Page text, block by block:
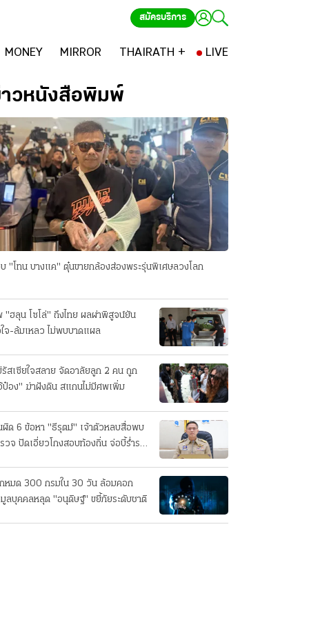
สมัครบริการ
MONEY MIRROR THAIRATH + LIVE
วหนังสือพิมพ์
"โทน บางแค" ตุ๋นขายกล้องส่องพระรุ่นพิเศษลวงโลก
"ฮลุน โซโล่" ถึงไทย ผลผ่าพิสูจน์ยัน
จ-ล้มเหลว ไม่พบบาดแผล
สเซียใจสลาย จัดอาลัยลูก 2 คน ถูก
ป๋อง" ฆ่าฝังดิน สแกนไม่มีศพเพิ่ม
ด 6 ข้อหา "ธีรุตม์" เจ้าตัวหลบสื่อพบ
วจ ปัดเอี่ยวโกงสอบท้องถิ่น จ่อบี้รํ่ารวย
กหมด 300 กรมใน 30 วัน ล้อมคอก
ลบุคคลหลุด "อนุดิษฐ์" ขยี้ภัยระดับชาติ